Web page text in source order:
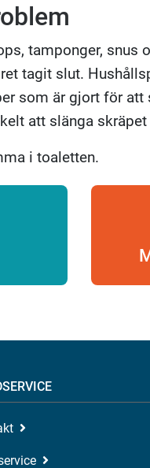
tamponger, snus
tagit slut.
som är gjort för att
att slänga skräpet
i toaletten.